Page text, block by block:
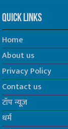
Quick Links
Home
About us
Privacy Policy
Contact us
टॉप न्यूज़
धर्म